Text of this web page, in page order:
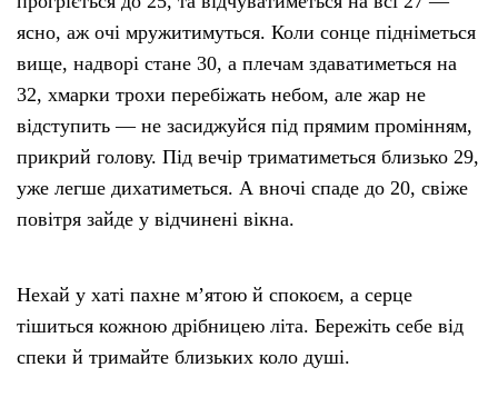
Етичний кодекс
ясно, аж очі мружитимуться. Коли сонце підніметься
вище, надворі стане 30, а плечам здаватиметься на
32, хмарки трохи перебіжать небом, але жар не
відступить — не засиджуйся під прямим промінням,
прикрий голову. Під вечір триматиметься близько 29,
уже легше дихатиметься. А вночі спаде до 20, свіже
повітря зайде у відчинені вікна.
Нехай у хаті пахне м’ятою й спокоєм, а серце
тішиться кожною дрібницею літа. Бережіть себе від
спеки й тримайте близьких коло душі.